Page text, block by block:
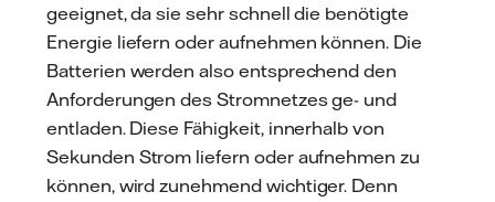
geeignet, da sie sehr schnell die benötigte
Energie liefern oder aufnehmen können. Die
Batterien werden also entsprechend den
Anforderungen des Stromnetzes ge- und
entladen. Diese Fähigkeit, innerhalb von
Sekunden Strom liefern oder aufnehmen zu
können, wird zunehmend wichtiger. Denn